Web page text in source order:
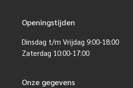
Openingstijden
Dinsdag t/m Vrijdag 9:00-18:00
Zaterdag 10:00-17:00
Onze gegevens